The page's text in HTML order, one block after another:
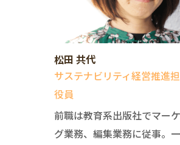
松田 共代
サステナビリティ経営推進
役員
前職は教育系出版社でマー
グ業務、編集業務に従事。